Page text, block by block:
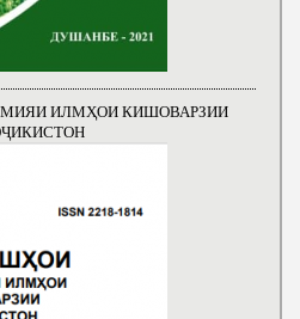
ИЛМҲОИ КИШОВАРЗИИ